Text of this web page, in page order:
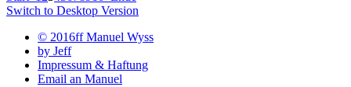
Switch to Desktop Version
© 2016ff Manuel Wyss
by Jeff
Impressum & Haftung
Email an Manuel